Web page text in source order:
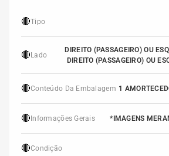
🔴Tipo
🔴 Lado
DIREITO (PASSAGEIRO) OU
DIREITO (PASSAGEIRO) OU
🔴Conteúdo Da Embalagem 1
🔴 Informações Gerais *IMAGENS
🔴Condição